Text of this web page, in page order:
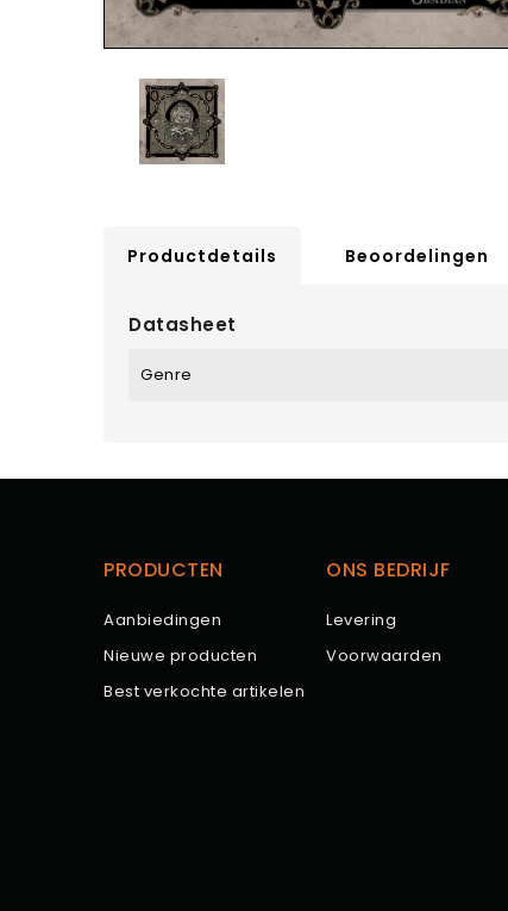
Productdetails Beoordelingen
Datasheet
Genre
PRODUCTEN
Aanbiedingen
Nieuwe producten
Best verkochte artikelen
ONS BEDRIJF
Levering
Voorwaarden